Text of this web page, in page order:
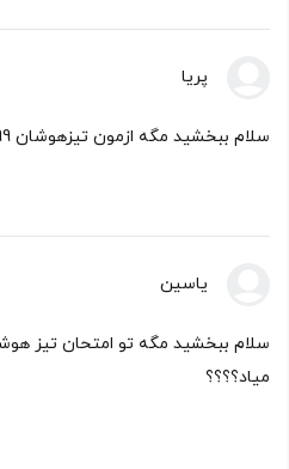
پریا
سلام ببخشید مگه ازمون تیزهوشان 99 تحلیلی فقط نیست؟؟؟
یاسین
میاد؟؟؟؟